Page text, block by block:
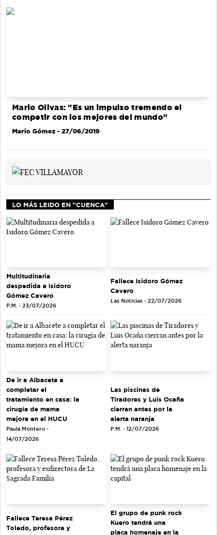
Mario Olivas: "Es un impulso tremendo el
competir con los mejores del mundo"
Mario Gómez - 27/06/2019
LO MÁS LEIDO EN "CUENCA"
Multitudinaria
despedida a Isidoro
Gómez Cavero
P.M. - 23/07/2026
Fallece Isidoro Gómez
Cavero
Las Noticias - 22/07/2026
De ir a Albacete a
completar el
tratamiento en casa: la
cirugía de mama
mejora en el HUCU
Paula Montero -
14/07/2026
Las piscinas de
Tiradores y Luis Ocaña
cierran antes por la
alerta naranja
P.M. - 12/07/2026
Fallece Teresa Pérez
Toledo, profesora y
El grupo de punk rock
Kuero tendrá una
placa homenaje en la